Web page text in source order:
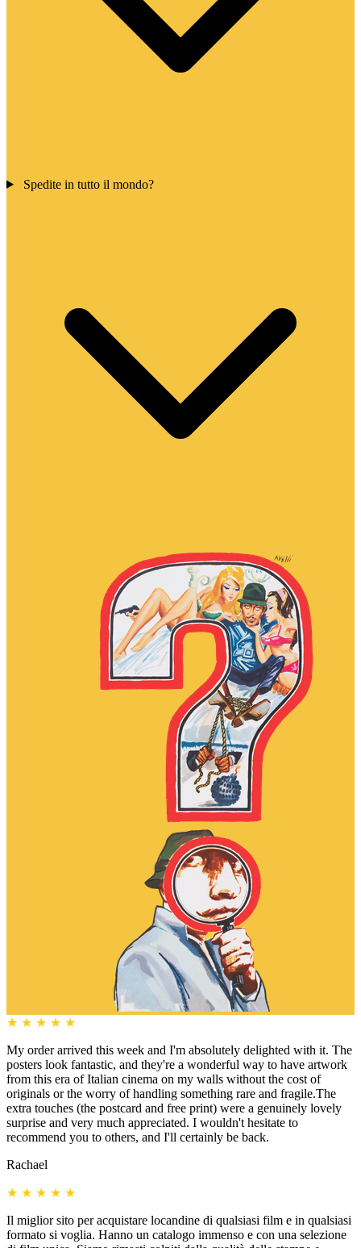
Spedite in tutto il mondo?
★ ★ ★ ★ ★
My order arrived this week and I'm absolutely delighted with it. The
posters look fantastic, and they're a wonderful way to have artwork
from this era of Italian cinema on my walls without the cost of
originals or the worry of handling something rare and fragile.The
extra touches (the postcard and free print) were a genuinely lovely
surprise and very much appreciated. I wouldn't hesitate to
recommend you to others, and I'll certainly be back.
Rachael
★ ★ ★ ★ ★
Il miglior sito per acquistare locandine di qualsiasi film e in qualsiasi
formato si voglia. Hanno un catalogo immenso e con una selezione